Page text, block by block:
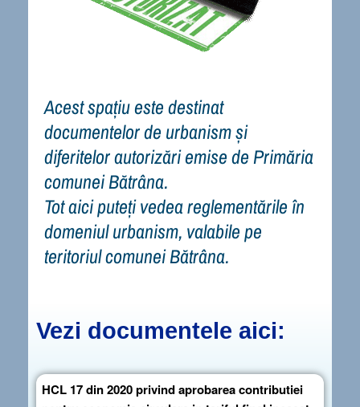
Acest spațiu este destinat
documentelor de urbanism și
diferitelor autorizări emise de Primăria
comunei Bătrâna.
Tot aici puteți vedea reglementările în
domeniul urbanism, valabile pe
teritoriul comunei Bătrâna.
Vezi documentele aici:
HCL 17 din 2020 privind aprobarea contributiei